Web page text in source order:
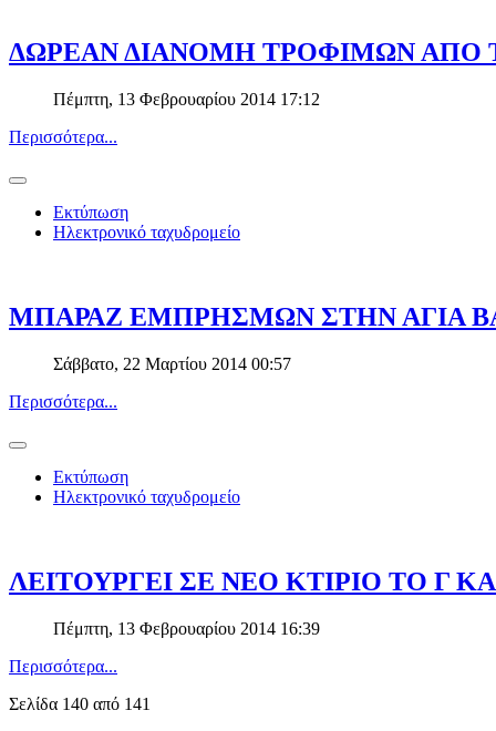
ΔΩΡΕΑΝ ΔΙΑΝΟΜΗ ΤΡΟΦΙΜΩΝ ΑΠΟ
Πέμπτη, 13 Φεβρουαρίου 2014 17:12
Περισσότερα...
Εκτύπωση
Ηλεκτρονικό ταχυδρομείο
ΜΠΑΡΑΖ ΕΜΠΡΗΣΜΩΝ ΣΤΗΝ ΑΓΙΑ
Σάββατο, 22 Μαρτίου 2014 00:57
Περισσότερα...
Εκτύπωση
Ηλεκτρονικό ταχυδρομείο
ΛΕΙΤΟΥΡΓΕΙ ΣΕ ΝΕΟ ΚΤΙΡΙΟ ΤΟ Γ
Πέμπτη, 13 Φεβρουαρίου 2014 16:39
Περισσότερα...
Σελίδα 140 από 141